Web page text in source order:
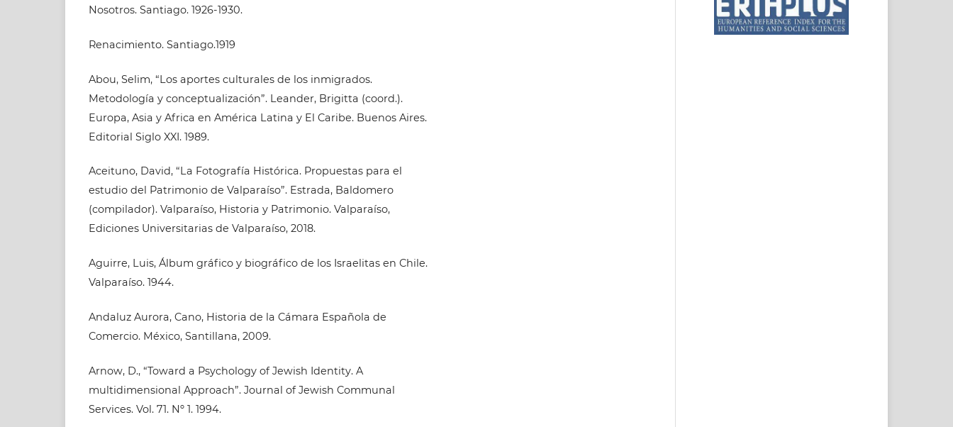
Nosotros. Santiago. 1926-1930.
Renacimiento. Santiago.1919
Abou, Selim, “Los aportes culturales de los inmigrados.
Metodología y conceptualización”. Leander, Brigitta (coord.).
Europa, Asia y Africa en América Latina y El Caribe. Buenos Aires.
Editorial Siglo XXI. 1989.
Aceituno, David, “La Fotografía Histórica. Propuestas para el
estudio del Patrimonio de Valparaíso”. Estrada, Baldomero
(compilador). Valparaíso, Historia y Patrimonio. Valparaíso,
Ediciones Universitarias de Valparaíso, 2018.
Aguirre, Luis, Álbum gráfico y biográfico de los Israelitas en Chile.
Valparaíso. 1944.
Andaluz Aurora, Cano, Historia de la Cámara Española de
Comercio. México, Santillana, 2009.
Arnow, D., “Toward a Psychology of Jewish Identity. A
multidimensional Approach”. Journal of Jewish Communal
Services. Vol. 71. Nº 1. 1994.